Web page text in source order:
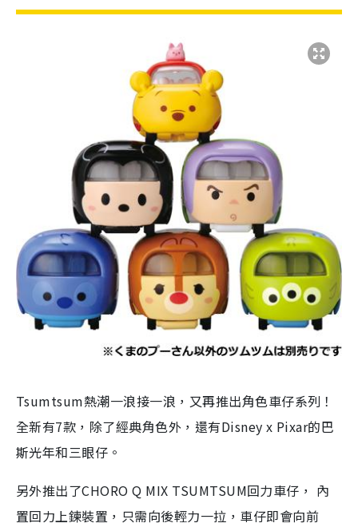
Tsumtsum熱潮一浪接一浪，又再推出角色車仔系列！
全新有7款，除了經典角色外，還有Disney x Pixar的巴
斯光年和三眼仔。
另外推出了CHORO Q MIX TSUMTSUM回力車仔， 內
置回力上鍊裝置，只需向後輕力一拉，車仔即會向前